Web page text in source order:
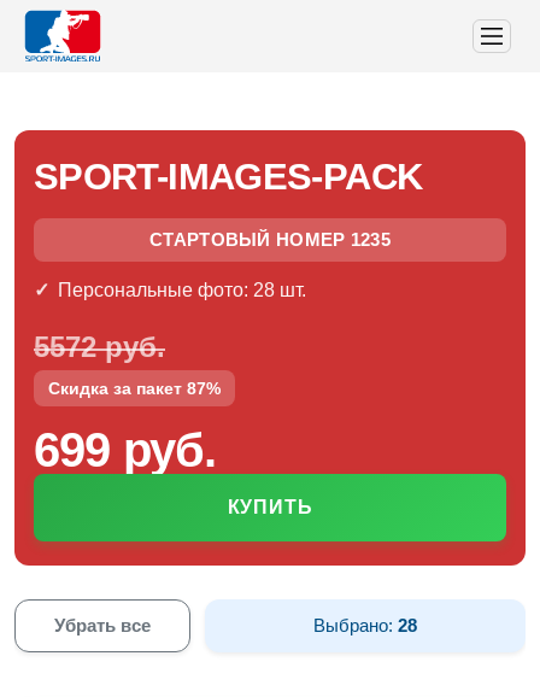
SPORT-IMAGES-PACK
СТАРТОВЫЙ НОМЕР 1235
Персональные фото: 28 шт.
5572 руб.
Скидка за пакет 87%
699 руб.
КУПИТЬ
Убрать все Выбрано:28